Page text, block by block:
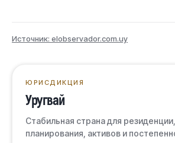
Источник: elobservador.com.uy
ЮРИСДИКЦИЯ
Уругвай
Стабильная страна для
планирования, активов и